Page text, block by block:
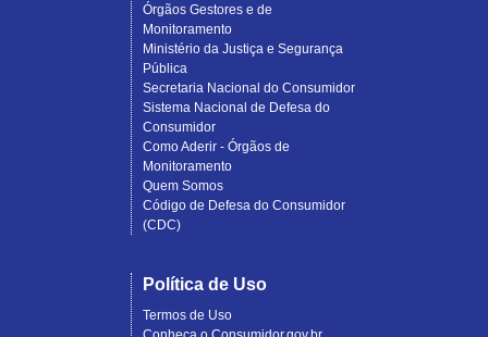
Órgãos Gestores e de
Monitoramento
Ministério da Justiça e Segurança
Pública
Secretaria Nacional do Consumidor
Sistema Nacional de Defesa do
Consumidor
Como Aderir - Órgãos de
Monitoramento
Quem Somos
Código de Defesa do Consumidor
(CDC)
Política de Uso
Termos de Uso